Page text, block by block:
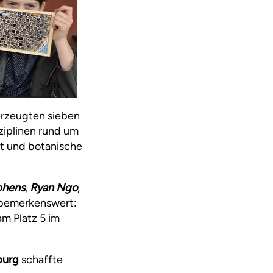
sieben
rund um
und botanische
, Ryan Ngo,
Platz 5 im
schaffte